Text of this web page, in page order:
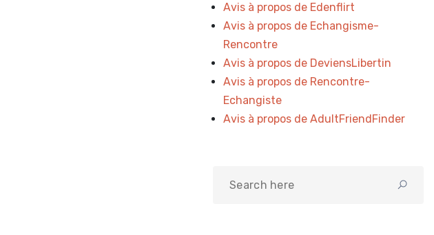
Avis à propos de Edenflirt
Avis à propos de Echangisme-
Rencontre
Avis à propos de DeviensLibertin
Avis à propos de Rencontre-
Echangiste
Avis à propos de AdultFriendFinder